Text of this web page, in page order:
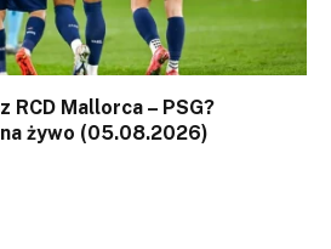
RCD Mallorca – PSG?
żywo (05.08.2026)